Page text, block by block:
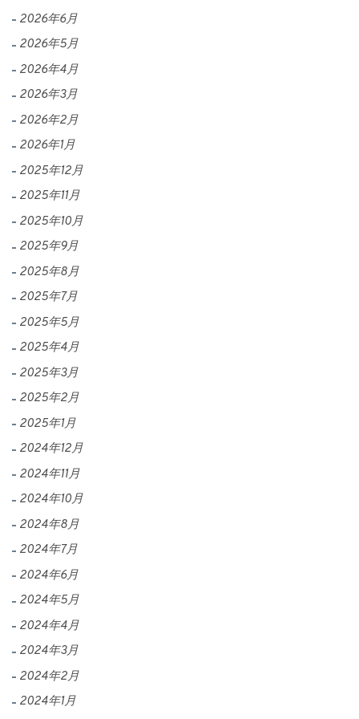
2026年6月
2026年5月
2026年4月
2026年3月
2026年2月
2026年1月
2025年12月
2025年11月
2025年10月
2025年9月
2025年8月
2025年7月
2025年5月
2025年4月
2025年3月
2025年2月
2025年1月
2024年12月
2024年11月
2024年10月
2024年8月
2024年7月
2024年6月
2024年5月
2024年4月
2024年3月
2024年2月
2024年1月